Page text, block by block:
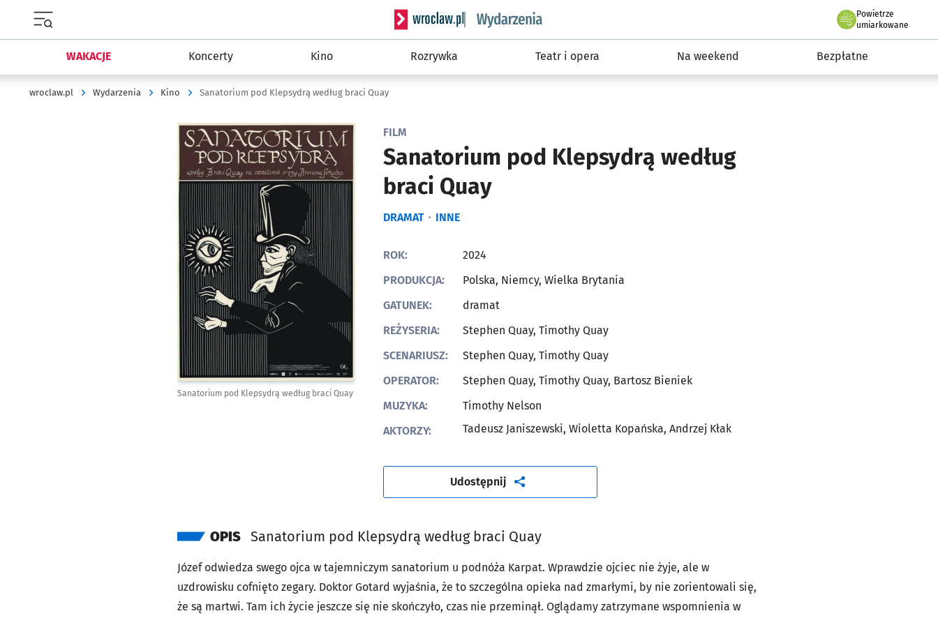
Serwis informacyjny wroclaw.pl podserwis: Wydarzenia
Powietrze
we Wrocławiu
umiarkowane
WAKACJE Koncerty Kino Rozrywka Teatr i opera Na weekend Bezpłatne
wroclaw.pl Wydarzenia Kino Sanatorium pod Klepsydrą według braci Quay
FILM
Sanatorium pod Klepsydrą według
braci Quay
DRAMAT INNE
Kliknij, aby powiększyć
Sanatorium pod Klepsydrą według braci Quay
ROK:
2024
PRODUKCJA:
Polska, Niemcy, Wielka Brytania
GATUNEK:
dramat
REŻYSERIA:
Stephen Quay, Timothy Quay
SCENARIUSZ:
Stephen Quay, Timothy Quay
OPERATOR:
Stephen Quay, Timothy Quay, Bartosz Bieniek
MUZYKA:
Timothy Nelson
AKTORZY:
Tadeusz Janiszewski, Wioletta Kopańska, Andrzej Kłak
Udostępnijartykuł
OPIS Sanatorium pod Klepsydrą według braci Quay
Józef odwiedza swego ojca w tajemniczym sanatorium u podnóża Karpat. Wprawdzie ojciec nie żyje, ale w
uzdrowisku cofnięto zegary. Doktor Gotard wyjaśnia, że to szczególna opieka nad zmarłymi, by nie zorientowali się,
że są martwi. Tam ich życie jeszcze się nie skończyło, czas nie przeminął. Oglądamy zatrzymane wspomnienia w